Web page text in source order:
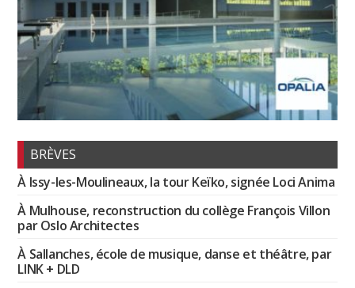
BRÈVES
À Issy-les-Moulineaux, la tour Keïko, signée Loci Anima
À Mulhouse, reconstruction du collège François Villon
par Oslo Architectes
À Sallanches, école de musique, danse et théâtre, par
LINK + DLD